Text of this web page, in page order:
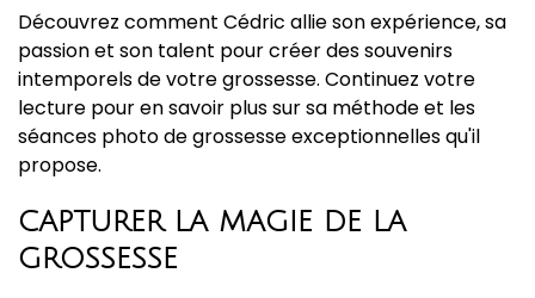
Découvrez comment Cédric allie son expérience, sa
passion et son talent pour créer des souvenirs
intemporels de votre grossesse. Continuez votre
lecture pour en savoir plus sur sa méthode et les
séances photo de grossesse exceptionnelles qu'il
propose.
CAPTURER LA MAGIE DE LA
GROSSESSE